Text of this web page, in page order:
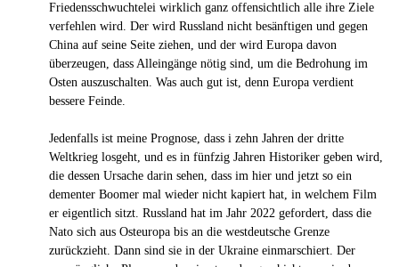
Friedensschwuchtelei wirklich ganz offensichtlich alle ihre Ziele
verfehlen wird. Der wird Russland nicht besänftigen und gegen
China auf seine Seite ziehen, und der wird Europa davon
überzeugen, dass Alleingänge nötig sind, um die Bedrohung im
Osten auszuschalten. Was auch gut ist, denn Europa verdient
bessere Feinde.
Jedenfalls ist meine Prognose, dass i zehn Jahren der dritte
Weltkrieg losgeht, und es in fünfzig Jahren Historiker geben wird,
die dessen Ursache darin sehen, dass im hier und jetzt so ein
dementer Boomer mal wieder nicht kapiert hat, in welchem Film
er eigentlich sitzt. Russland hat im Jahr 2022 gefordert, dass die
Nato sich aus Osteuropa bis an die westdeutsche Grenze
zurückzieht. Dann sind sie in der Ukraine einmarschiert. Der